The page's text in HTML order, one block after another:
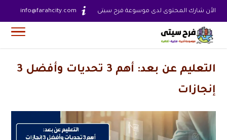
الأن شارك المحتوى لدى موسوعة فرح سيتى info@farahcity.com
التعليم عن بعد: أهم 3 تحديات وأفضل 3
إنجازات